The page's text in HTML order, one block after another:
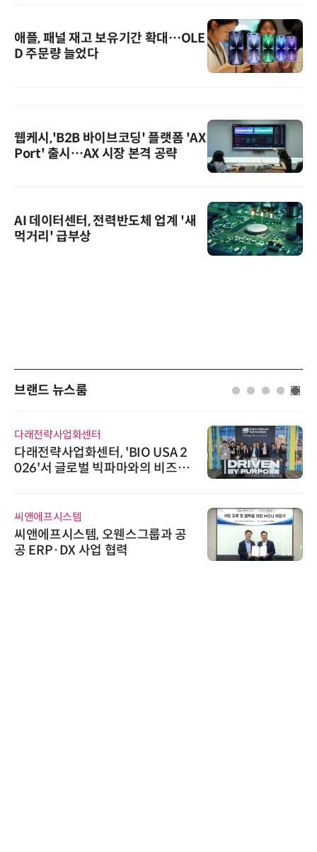
애플, 패널 재고 보유기간 확대…OLE
D 주문량 늘었다
웹케시,'B2B 바이브코딩' 플랫폼 'AX
Port' 출시…AX 시장 본격 공략
AI 데이터센터, 전력반도체 업계 '새
먹거리' 급부상
브랜드 뉴스룸
'BIO USA 2
와의 비즈니
스그룹과 공
시큐어링크
시큐어링크, 중소기업
흥원 AI 초격차 R&D
에이블스토어
시놀로지, SK네트웍
상 보안 카메라 국내
트너십 체결